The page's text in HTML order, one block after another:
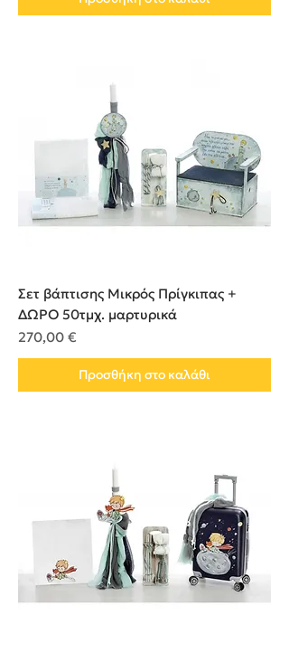
Σετ βάπτισης Μικρός Πρίγκιπας +
ΔΩΡΟ 50τμχ. μαρτυρικά
Τιμή
270,00 €
Προσθήκη στο καλάθι